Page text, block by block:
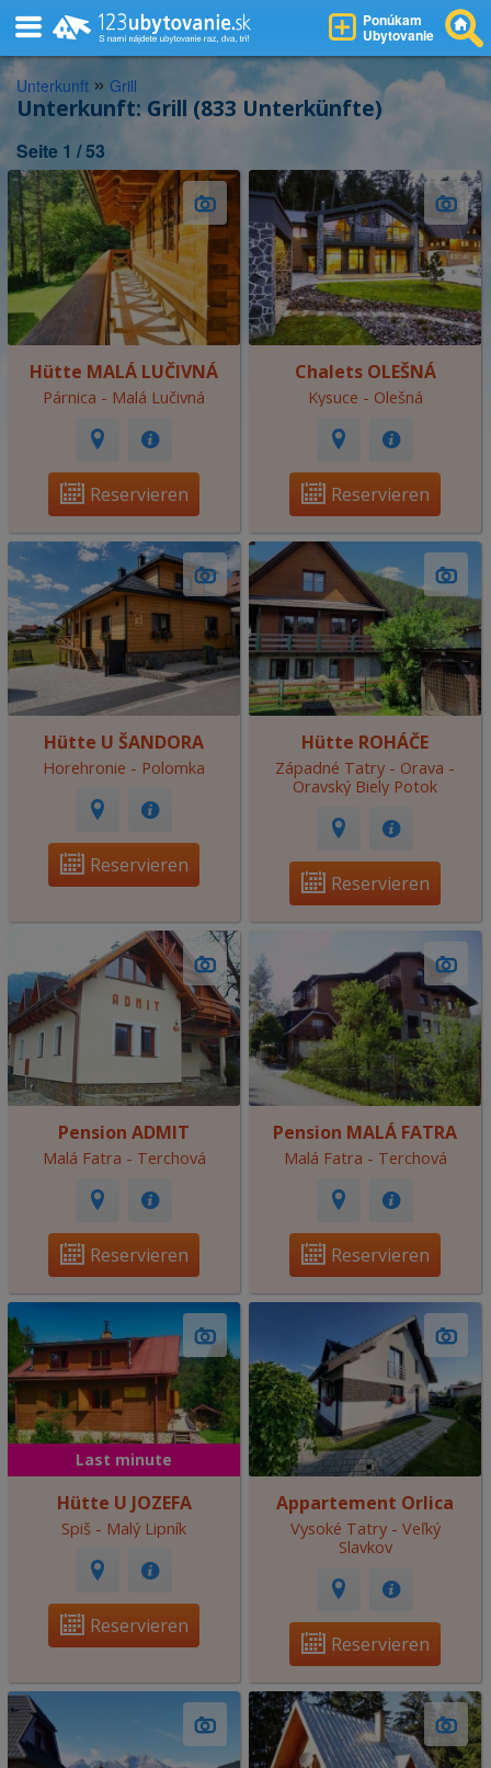
Ponúkam
Ubytovanie
Unterkunft » Grill
Unterkunft: Grill (833 Unterkünfte)
Seite 1 / 53
Hütte MALÁ LUČIVNÁ
Párnica - Malá Lučivná
Reservieren
Chalets OLEŠNÁ
Kysuce - Olešná
Reservieren
Hütte U ŠANDORA
Horehronie - Polomka
Reservieren
Hütte ROHÁČE
Západné Tatry - Orava -
Oravský Biely Potok
Reservieren
Pension ADMIT
Malá Fatra - Terchová
Reservieren
Pension MALÁ FATRA
Malá Fatra - Terchová
Reservieren
Last minute
Hütte U JOZEFA
Spiš - Malý Lipník
Reservieren
Appartement Orlica
Vysoké Tatry - Veľký
Slavkov
Reservieren